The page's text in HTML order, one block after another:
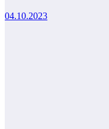
04.10.2023